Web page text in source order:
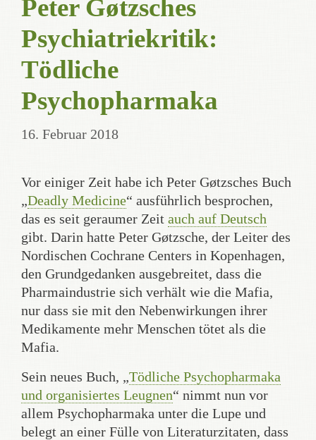
Peter Gøtzsches
Psychiatriekritik:
Tödliche
Psychopharmaka
16. Februar 2018
Vor einiger Zeit habe ich Peter Gøtzsches Buch
„Deadly Medicine“ ausführlich besprochen,
das es seit geraumer Zeit auch auf Deutsch
gibt. Darin hatte Peter Gøtzsche, der Leiter des
Nordischen Cochrane Centers in Kopenhagen,
den Grundgedanken ausgebreitet, dass die
Pharmaindustrie sich verhält wie die Mafia,
nur dass sie mit den Nebenwirkungen ihrer
Medikamente mehr Menschen tötet als die
Mafia.
Sein neues Buch, „Tödliche Psychopharmaka
und organisiertes Leugnen“ nimmt nun vor
allem Psychopharmaka unter die Lupe und
belegt an einer Fülle von Literaturzitaten, dass